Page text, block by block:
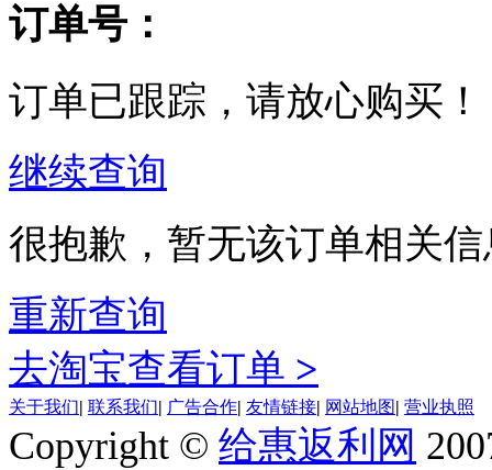
订单号：
订单已跟踪，请放心购买！
继续查询
很抱歉，暂无该订单相关
重新查询
去淘宝查看订单 >
关于我们| 联系我们| 广告合作| 友情链接| 网站地图| 营业执照
Copyright © 给惠返利网